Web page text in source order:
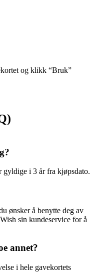
og klikk “Bruk”
i 3 år fra kjøpsdato.
ønsker å benytte deg av
sin kundeservice for å
annet?
i hele gavekortets